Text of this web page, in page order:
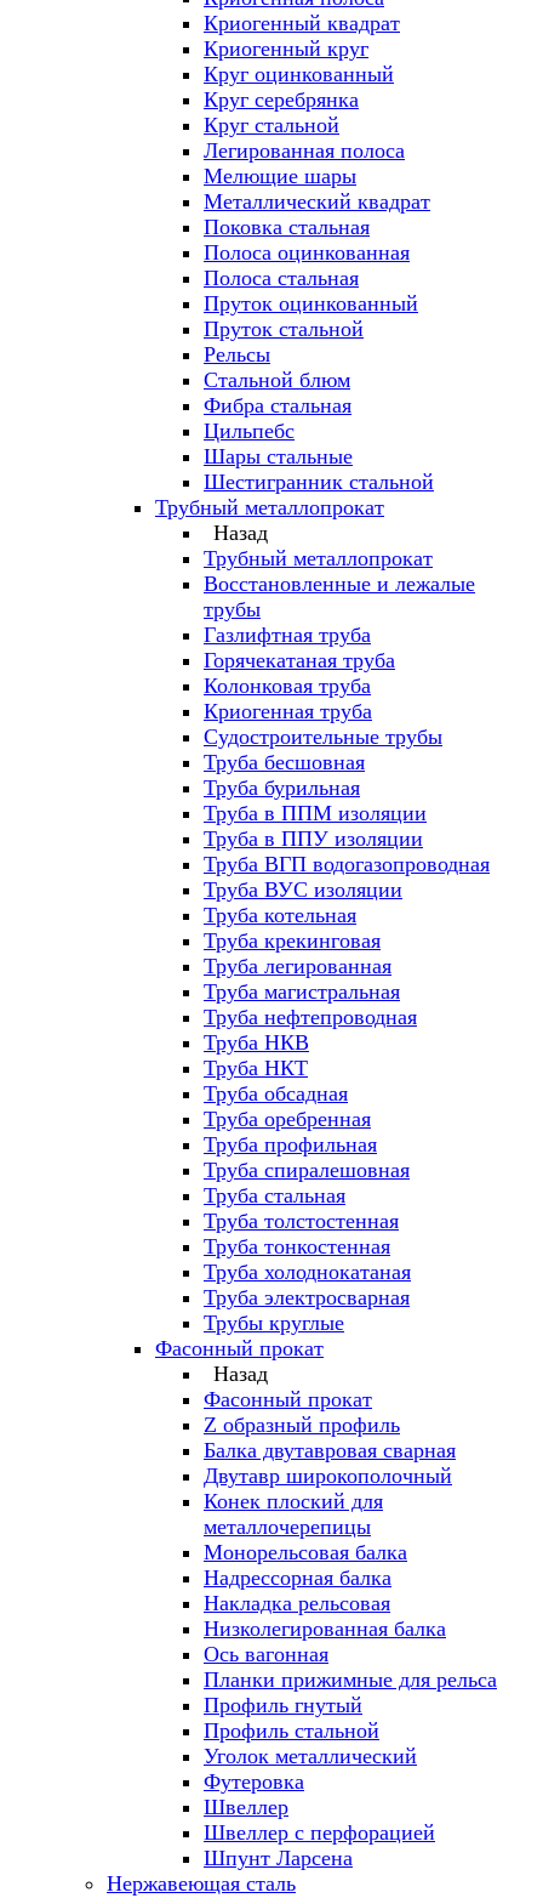
Криогенный квадрат
Криогенный круг
Круг оцинкованный
Круг серебрянка
Круг стальной
Легированная полоса
Мелющие шары
Металлический квадрат
Поковка стальная
Полоса оцинкованная
Полоса стальная
Пруток оцинкованный
Пруток стальной
Рельсы
Стальной блюм
Фибра стальная
Цильпебс
Шары стальные
Шестигранник стальной
Трубный металлопрокат
Назад
Трубный металлопрокат
Восстановленные и лежалые
трубы
Газлифтная труба
Горячекатаная труба
Колонковая труба
Криогенная труба
Судостроительные трубы
Труба бесшовная
Труба бурильная
Труба в ППМ изоляции
Труба в ППУ изоляции
Труба ВГП водогазопроводная
Труба ВУС изоляции
Труба котельная
Труба крекинговая
Труба легированная
Труба магистральная
Труба нефтепроводная
Труба НКВ
Труба НКТ
Труба обсадная
Труба оребренная
Труба профильная
Труба спиралешовная
Труба стальная
Труба толстостенная
Труба тонкостенная
Труба холоднокатаная
Труба электросварная
Трубы круглые
Фасонный прокат
Назад
Фасонный прокат
Z образный профиль
Балка двутавровая сварная
Двутавр широкополочный
Конек плоский для
металлочерепицы
Монорельсовая балка
Надрессорная балка
Накладка рельсовая
Низколегированная балка
Ось вагонная
Планки прижимные для рельса
Профиль гнутый
Профиль стальной
Уголок металлический
Футеровка
Швеллер
Швеллер с перфорацией
Шпунт Ларсена
Нержавеющая сталь